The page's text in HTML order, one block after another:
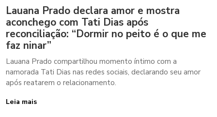
Lauana Prado declara amor e mostra
aconchego com Tati Dias após
reconciliação: “Dormir no peito é o que me
faz ninar”
Lauana Prado compartilhou momento íntimo com a
namorada Tati Dias nas redes sociais, declarando seu amor
após reatarem o relacionamento.
Leia mais